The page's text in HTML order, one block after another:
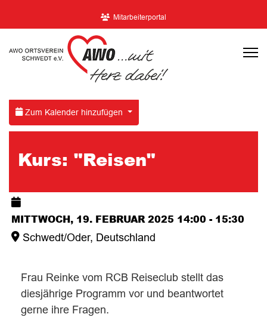
Mitarbeiterportal
Zum Kalender hinzufügen
Kurs: "Reisen"
MITTWOCH, 19. FEBRUAR 2025 14:00 - 15:30
Schwedt/Oder, Deutschland
Frau Reinke vom RCB Reiseclub stellt das
diesjährige Programm vor und beantwortet
gerne ihre Fragen.